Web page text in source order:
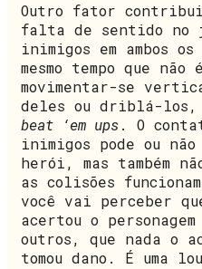
Outro fator
falta de sentido no
inimigos em ambos
mesmo tempo que
movimentar-se
deles ou driblá-los,
beat ‘em ups. O
inimigos pode ou
herói, mas também
as colisões
você vai perceber
acertou o
outros, que nada o
tomou dano. É uma